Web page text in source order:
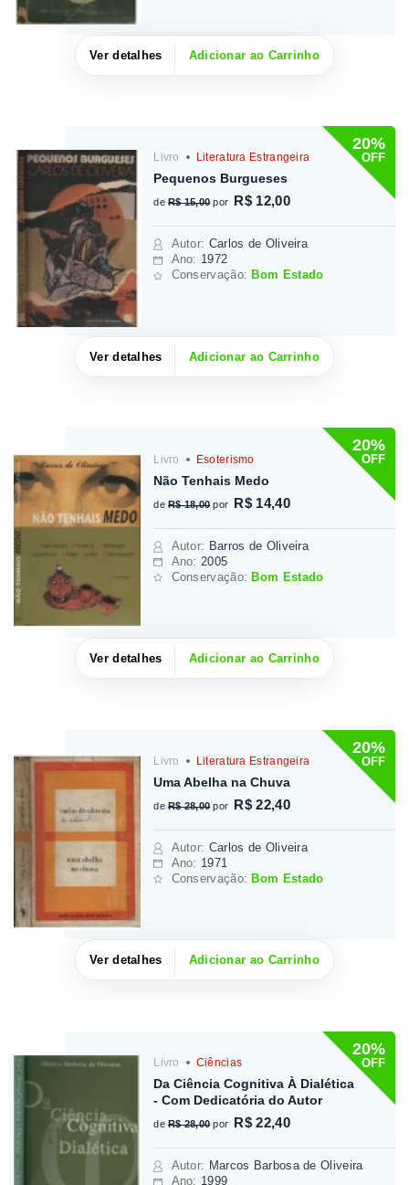
Ver detalhes Adicionar ao Carrinho
20%
OFF
Livro Literatura Estrangeira
Pequenos Burgueses
de R$ 15,00 por R$ 12,00
Autor: Carlos de Oliveira
Ano: 1972
Conservação: Bom Estado
Ver detalhes Adicionar ao Carrinho
20%
OFF
Livro Esoterismo
Não Tenhais Medo
de R$ 18,00 por R$ 14,40
Autor: Barros de Oliveira
Ano: 2005
Conservação:Bom Estado
Ver detalhes Adicionar ao Carrinho
20%
OFF
Livro Literatura Estrangeira
Uma Abelha na Chuva
de R$ 28,00 por R$ 22,40
Autor: Carlos de Oliveira
Ano: 1971
Conservação: Bom Estado
Ver detalhes Adicionar ao Carrinho
20%
OFF
Livro Ciências
Da Ciência Cognitiva À Dialética
- Com Dedicatória do Autor
de R$ 28,00 por R$ 22,40
Autor: Marcos Barbosa de Oliveira
Ano: 1999